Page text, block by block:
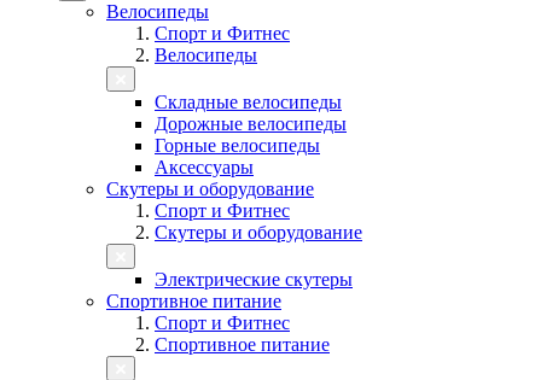
Велосипеды
Спорт и Фитнес
Велосипеды
Складные велосипеды
Дорожные велосипеды
Горные велосипеды
Аксессуары
Скутеры и оборудование
Спорт и Фитнес
Скутеры и оборудование
Электрические скутеры
Спортивное питание
Спорт и Фитнес
Спортивное питание